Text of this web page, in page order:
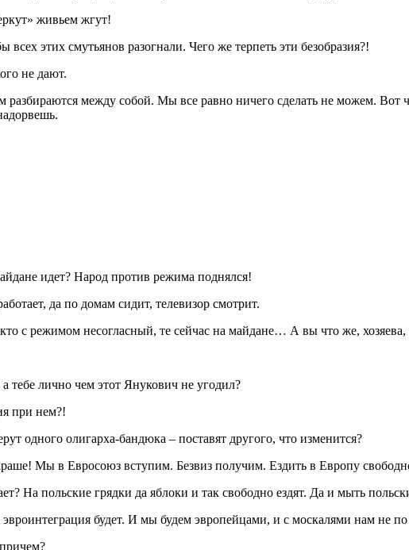
живьем жгут!
этих смутьянов разогнали. Чего же терпеть эти безобразия?!
не дают.
разбираются между собой. Мы все равно ничего сделать не можем. Вот
идет? Народ против режима поднялся!
да по домам сидит, телевизор смотрит.
с режимом несогласный, те сейчас на майдане… А вы что же, хозяева,
тебе лично чем этот Янукович не угодил?
при нем?!
одного олигарха-бандюка – поставят другого, что изменится?
Мы в Евросоюз вступим. Безвиз получим. Ездить в Европу
На польские грядки да яблоки и так свободно ездят. Да и мыть
будет. И мы будем эвропейцами, и с москалями нам не